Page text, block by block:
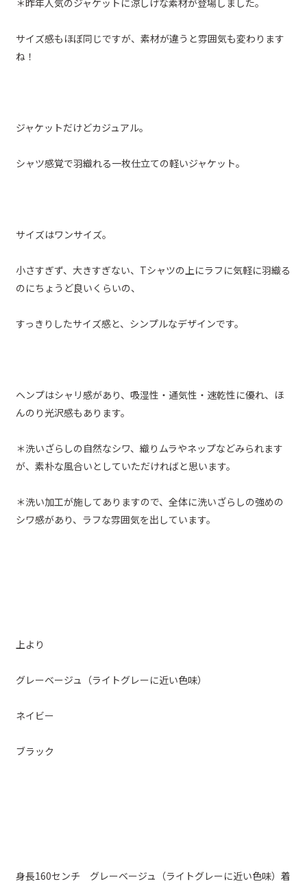
＊昨年人気のジャケットに涼しげな素材が登場しました。
サイズ感もほぼ同じですが、素材が違うと雰囲気も変わります
ね！
ジャケットだけどカジュアル。
シャツ感覚で羽織れる一枚仕立ての軽いジャケット。
サイズはワンサイズ。
小さすぎず、大きすぎない、Tシャツの上にラフに気軽に羽織る
のにちょうど良いくらいの、
すっきりしたサイズ感と、シンプルなデザインです。
ヘンプはシャリ感があり、吸湿性・通気性・速乾性に優れ、ほ
んのり光沢感もあります。
＊洗いざらしの自然なシワ、織りムラやネップなどみられます
が、素朴な風合いとしていただければと思います。
＊洗い加工が施してありますので、全体に洗いざらしの強めの
シワ感があり、ラフな雰囲気を出しています。
上より
グレーベージュ（ライトグレーに近い色味）
ネイビー
ブラック
身長160センチ グレーベージュ（ライトグレーに近い色味）着